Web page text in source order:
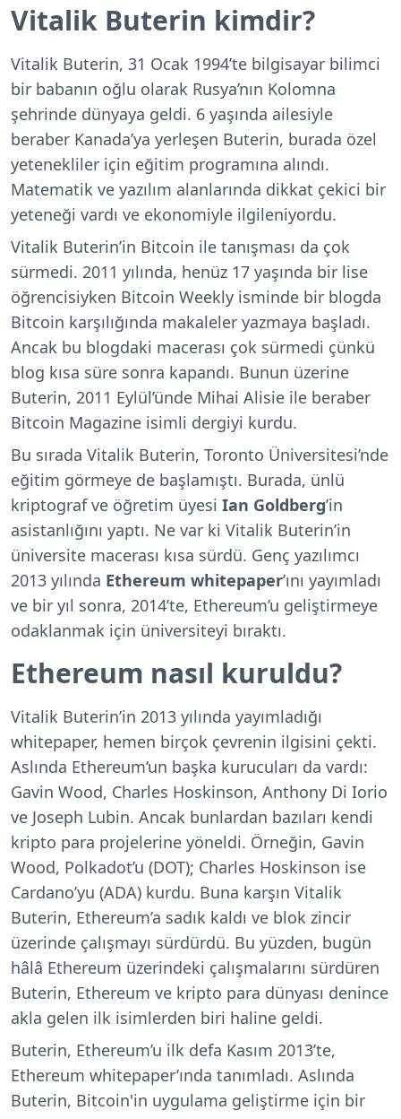
Vitalik Buterin kimdir?
Vitalik Buterin, 31 Ocak 1994’te bilgisayar bilimci
bir babanın oğlu olarak Rusya’nın Kolomna
şehrinde dünyaya geldi. 6 yaşında ailesiyle
beraber Kanada’ya yerleşen Buterin, burada özel
yetenekliler için eğitim programına alındı.
Matematik ve yazılım alanlarında dikkat çekici bir
yeteneği vardı ve ekonomiyle ilgileniyordu.
Vitalik Buterin’in Bitcoin ile tanışması da çok
sürmedi. 2011 yılında, henüz 17 yaşında bir lise
öğrencisiyken Bitcoin Weekly isminde bir blogda
Bitcoin karşılığında makaleler yazmaya başladı.
Ancak bu blogdaki macerası çok sürmedi çünkü
blog kısa süre sonra kapandı. Bunun üzerine
Buterin, 2011 Eylül’ünde Mihai Alisie ile beraber
Bitcoin Magazine isimli dergiyi kurdu.
Bu sırada Vitalik Buterin, Toronto Üniversitesi’nde
eğitim görmeye de başlamıştı. Burada, ünlü
kriptograf ve öğretim üyesi Ian Goldberg’in
asistanlığını yaptı. Ne var ki Vitalik Buterin’in
üniversite macerası kısa sürdü. Genç yazılımcı
2013 yılında Ethereum whitepaper’ını yayımladı
ve bir yıl sonra, 2014’te, Ethereum’u geliştirmeye
odaklanmak için üniversiteyi bıraktı.
Ethereum nasıl kuruldu?
Vitalik Buterin’in 2013 yılında yayımladığı
whitepaper, hemen birçok çevrenin ilgisini çekti.
Aslında Ethereum’un başka kurucuları da vardı:
Gavin Wood, Charles Hoskinson, Anthony Di Iorio
ve Joseph Lubin. Ancak bunlardan bazıları kendi
kripto para projelerine yöneldi. Örneğin, Gavin
Wood, Polkadot’u (DOT); Charles Hoskinson ise
Cardano’yu (ADA) kurdu. Buna karşın Vitalik
Buterin, Ethereum’a sadık kaldı ve blok zincir
üzerinde çalışmayı sürdürdü. Bu yüzden, bugün
hâlâ Ethereum üzerindeki çalışmalarını sürdüren
Buterin, Ethereum ve kripto para dünyası denince
akla gelen ilk isimlerden biri haline geldi.
Buterin, Ethereum’u ilk defa Kasım 2013’te,
Ethereum whitepaper’ında tanımladı. Aslında
Buterin, Bitcoin'in uygulama geliştirme için bir